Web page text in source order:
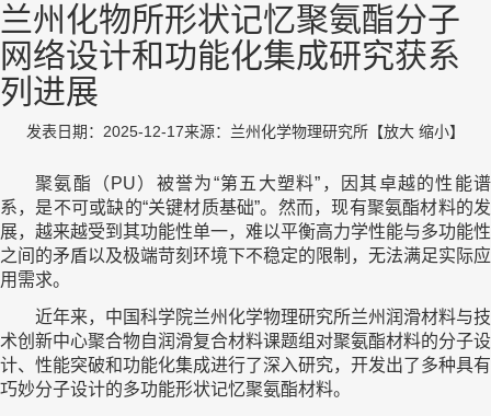
兰州化物所形状记忆聚氨酯分子
网络设计和功能化集成研究获系
列进展
发表日期：2025-12-17来源：兰州化学物理研究所 【放大 缩小】
聚氨酯（PU）被誉为“第五大塑料”，因其卓越的性能谱
系，是不可或缺的“关键材质基础”。然而，现有聚氨酯材料的发
展，越来越受到其功能性单一，难以平衡高力学性能与多功能性
之间的矛盾以及极端苛刻环境下不稳定的限制，无法满足实际应
用需求。
近年来，中国科学院兰州化学物理研究所兰州润滑材料与技
术创新中心聚合物自润滑复合材料课题组对聚氨酯材料的分子设
计、性能突破和功能化集成进行了深入研究，开发出了多种具有
巧妙分子设计的多功能形状记忆聚氨酯材料。